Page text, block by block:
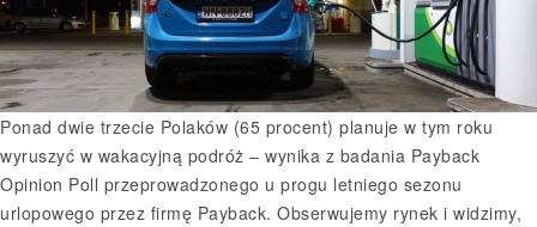
Ponad dwie trzecie Polaków (65 procent) planuje w tym roku
wyruszyć w wakacyjną podróż – wynika z badania Payback
Opinion Poll przeprowadzonego u progu letniego sezonu
urlopowego przez firmę Payback. Obserwujemy rynek i widzimy,